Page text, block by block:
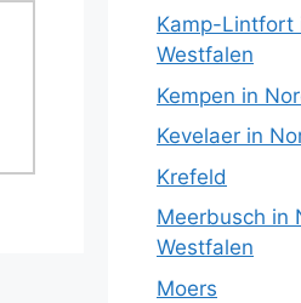
Kamp-Lintfort
Westfalen
Kempen in
Kevelaer in
Krefeld
Meerbusch in
Westfalen
Moers